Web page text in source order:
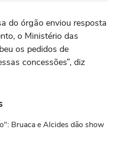
do órgão enviou resposta
o Ministério das
os pedidos de
concessões”, diz
Bruaca e Alcides dão show